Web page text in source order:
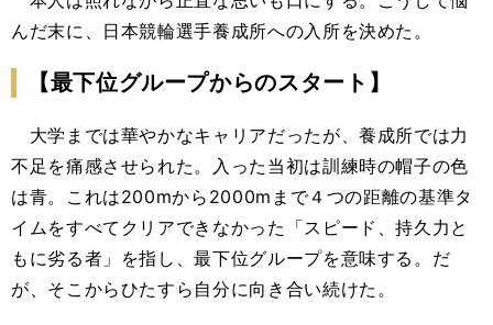
んだ末に、日本競輪選手養成所への入所を決めた。
【最下位グループからのスタート】
大学までは華やかなキャリアだったが、養成所では力
不足を痛感させられた。入った当初は訓練時の帽子の色
は青。これは200mから2000mまで４つの距離の基準タ
イムをすべてクリアできなかった「スピード、持久力と
もに劣る者」を指し、最下位グループを意味する。だ
が、そこからひたすら自分に向き合い続けた。